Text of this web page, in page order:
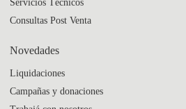
Servicios Técnicos
Consultas Post Venta
Novedades
Liquidaciones
Campañas y donaciones